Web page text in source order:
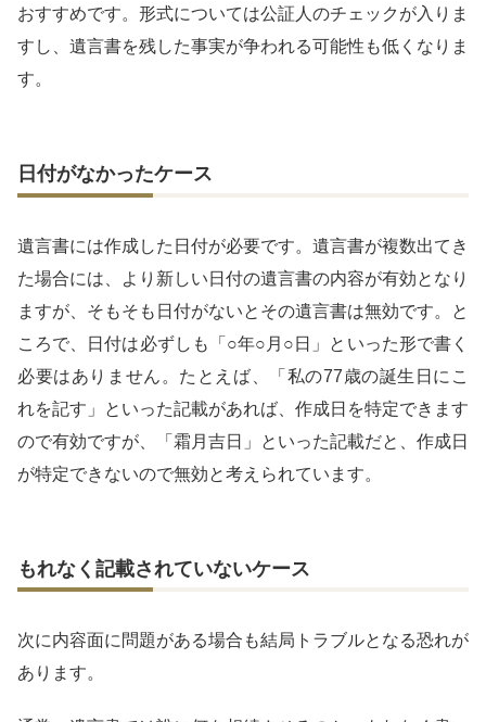
おすすめです。形式については公証人のチェックが入りま
すし、遺言書を残した事実が争われる可能性も低くなりま
す。
日付がなかったケース
遺言書には作成した日付が必要です。遺言書が複数出てき
た場合には、より新しい日付の遺言書の内容が有効となり
ますが、そもそも日付がないとその遺言書は無効です。と
ころで、日付は必ずしも「○年○月○日」といった形で書く
必要はありません。たとえば、「私の77歳の誕生日にこ
れを記す」といった記載があれば、作成日を特定できます
ので有効ですが、「霜月吉日」といった記載だと、作成日
が特定できないので無効と考えられています。
もれなく記載されていないケース
次に内容面に問題がある場合も結局トラブルとなる恐れが
あります。